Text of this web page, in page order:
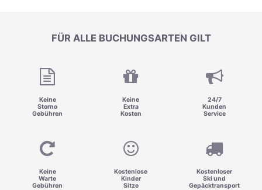
FÜR ALLE BUCHUNGSARTEN GILT
Keine
Storno
Gebühren
Keine
Extra
Kosten
24/7
Kunden
Service
Keine
Warte
Gebühren
Kostenlose
Kinder
Sitze
Kostenloser
Ski und
Gepäcktransport